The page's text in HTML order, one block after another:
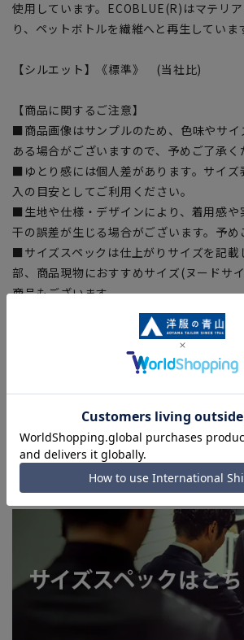
使用しています。ECOBLUE(R)はマテリ
り、ペットボトルを繊維へと再生していま
【シルエット】《標準》 (当社比)
【商品に関するご注意】
■商品画像はサンプルのため、色味やサイ
ある場合がございますので、予めご了承く
■ゆとり感には個人差があります。サイズ
入の目安としてご利用ください。
■生地や仕様・デザインにより、着用感や
干の誤差が生じる場合がございます。予め
■サイズスペックは仕上がりサイズを記載
部、商品現物におすすめサイズ(ヌードサ
商品もございます。
■ブラウザやお使いのモニター環境、また
加減により、実際の商品と掲載画像の色味
■店舗や各モールサイトと商品在庫を共有
上、ご注文いただいたタイミングにより
を完了できない場合がございます。予めご
■お急ぎ発送のご注文につきましても、ご
よってはお急ぎ発送サービスを選択できな